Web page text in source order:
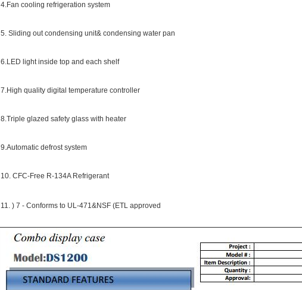
4.Fan cooling refrigeration system
5. Sliding out condensing unit& condensing water pan
6.LED light inside top and each shelf
7.High quality digital temperature controller
8.Triple glazed safety glass with heater
9.Automatic defrost system
10. CFC-Free R-134A Refrigerant
11.) 7 - Conforms to UL-471&NSF (ETL approved